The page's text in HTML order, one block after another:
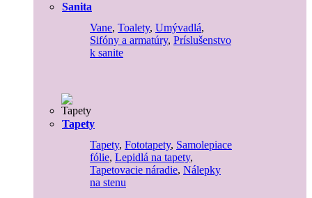
Sanita
Vane, Toalety, Umývadlá,
Sifóny a armatúry, Príslušenstvo
k sanite
Tapety
Tapety, Fototapety, Samolepiace
fólie, Lepidlá na tapety,
Tapetovacie náradie, Nálepky
na stenu